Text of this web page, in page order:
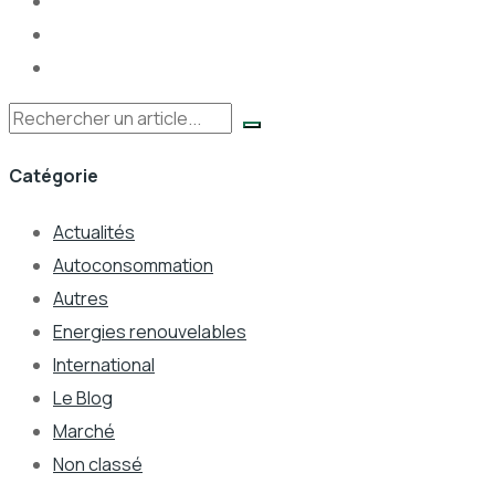
Rechercher
Catégorie
Actualités
Autoconsommation
Autres
Energies renouvelables
International
Le Blog
Marché
Non classé